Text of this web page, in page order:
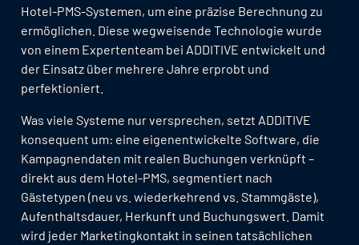
Hotel-PMS-Systemen, um eine präzise Berechnung zu
ermöglichen. Diese wegweisende Technologie wurde
von einem Expertenteam bei ADDITIVE entwickelt und
der Einsatz über mehrere Jahre erprobt und
perfektioniert.
Was viele Systeme nur versprechen, setzt ADDITIVE
konsequent um: eine eigenentwickelte Software, die
Kampagnendaten mit realen Buchungen verknüpft –
direkt aus dem Hotel-PMS, segmentiert nach
Gästetypen (neu vs. wiederkehrend vs. Stammgäste),
Aufenthaltsdauer, Herkunft und Buchungswert. Damit
wird jeder Marketingkontakt in seinen tatsächlichen